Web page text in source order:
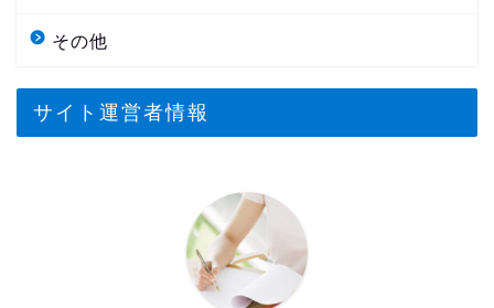
その他
サイト運営者情報